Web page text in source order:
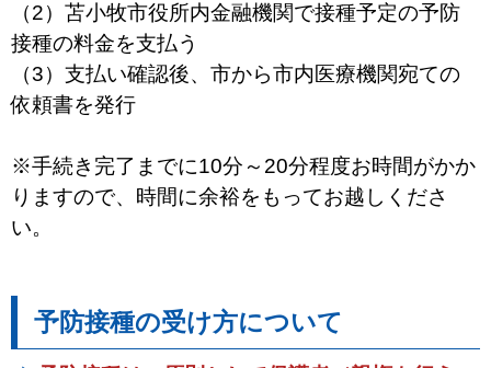
（2）苫小牧市役所内金融機関で接種予定の予防
接種の料金を支払う
（3）支払い確認後、市から市内医療機関宛ての
依頼書を発行
※手続き完了までに10分～20分程度お時間がかか
りますので、時間に余裕をもってお越しくださ
い。
予防接種の受け方について